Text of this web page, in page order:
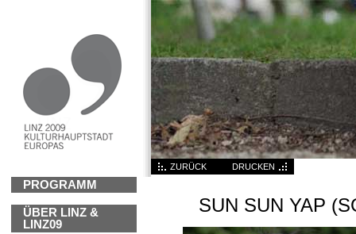
ZURÜCK DRUCKEN
PROGRAMM
ÜBER LINZ &
LINZ09
SUN SUN YAP